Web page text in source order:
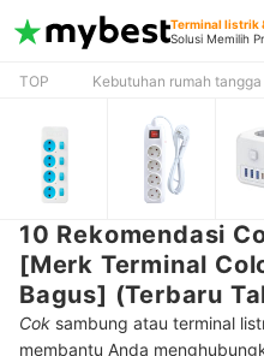
Terminal listrik
Solusi Memilih
TOP Kebutuhan rumah tangga
10 Rekomendasi
[Merk Terminal
Bagus] (Terbaru
Cok sambung atau terminal
membantu Anda